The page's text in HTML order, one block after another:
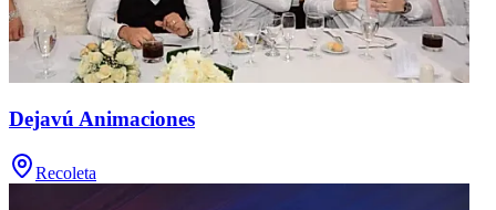
Dejavú Animaciones
Recoleta